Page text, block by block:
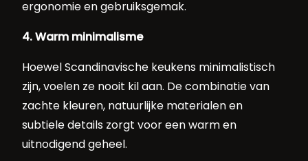
ergonomie en gebruiksgemak.
4. Warm minimalisme
Hoewel Scandinavische keukens minimalistisch
zijn, voelen ze nooit kil aan. De combinatie van
zachte kleuren, natuurlijke materialen en
subtiele details zorgt voor een warm en
uitnodigend geheel.